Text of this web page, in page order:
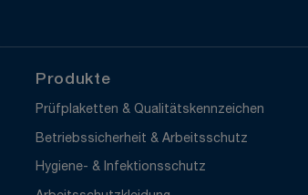
Produkte
Prüfplaketten & Qualitätskennzeichen
Betriebssicherheit & Arbeitsschutz
Hygiene- & Infektionsschutz